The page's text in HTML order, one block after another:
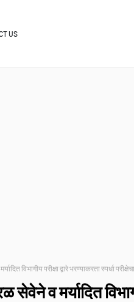
US
विभागीय परीक्षा द्वारे भरण्याकरता स्पर्धा
व मर्यादित